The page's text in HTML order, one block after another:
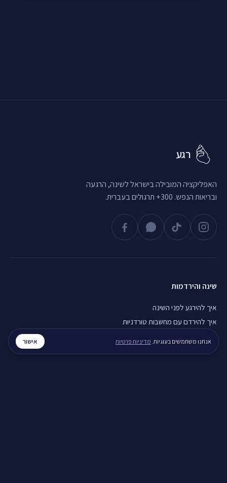
רגע
האפליקציה המובילה בישראל לשינה, הרגעה
ובריאות הנפש. 300+ תרגולים בעברית.
שינה והירדמות
איך להירגע לפני השינה
איך להירדם עם מחשבות טורדניות
חוסר שינה כרוני, מה עושים
אנחנו משתמשים בעוגיות. מדיניות פרטיות אישור